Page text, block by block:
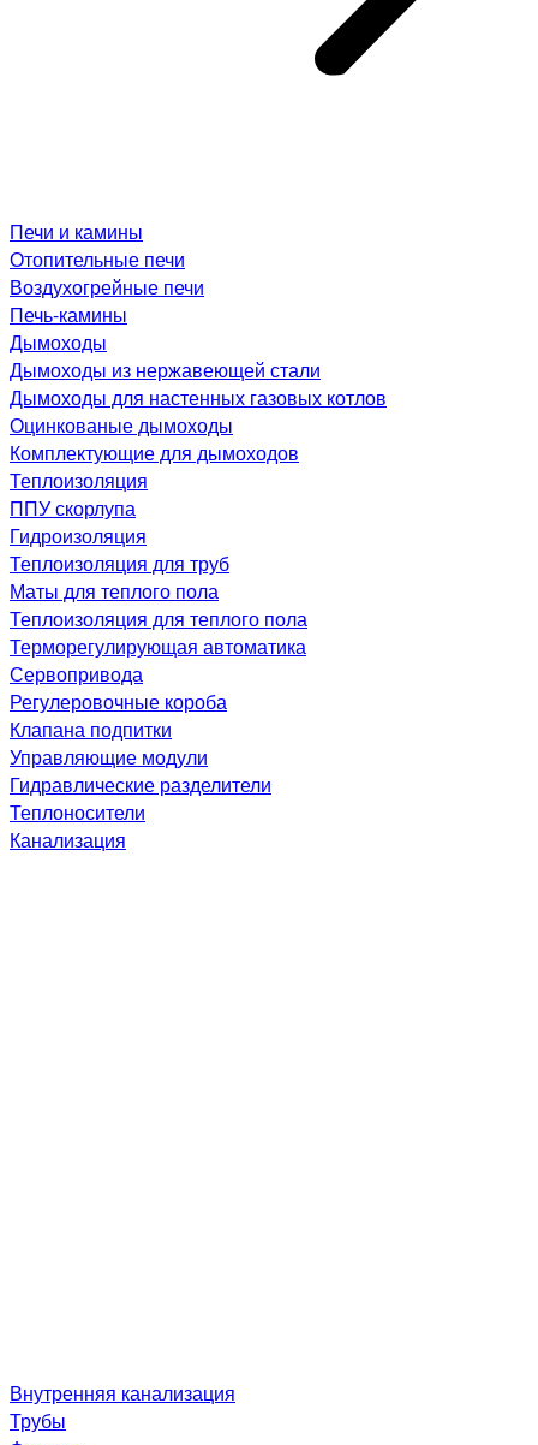
Печи и камины
Отопительные печи
Воздухогрейные печи
Печь-камины
Дымоходы
Дымоходы из нержавеющей стали
Дымоходы для настенных газовых котлов
Оцинкованые дымоходы
Комплектующие для дымоходов
Теплоизоляция
ППУ скорлупа
Гидроизоляция
Теплоизоляция для труб
Маты для теплого пола
Теплоизоляция для теплого пола
Терморегулирующая автоматика
Сервопривода
Регулеровочные короба
Клапана подпитки
Управляющие модули
Гидравлические разделители
Теплоносители
Канализация
Внутренняя канализация
Трубы